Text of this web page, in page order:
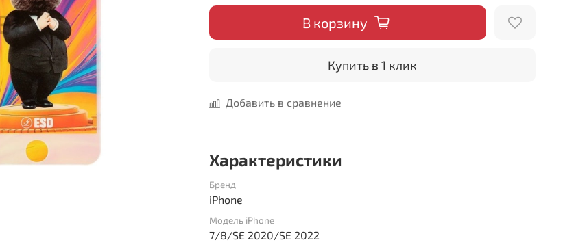
В корзину
Купить в 1 клик
Добавить в сравнение
Характеристики
Бренд
iPhone
Модель iPhone
7/8/SE 2020/SE 2022